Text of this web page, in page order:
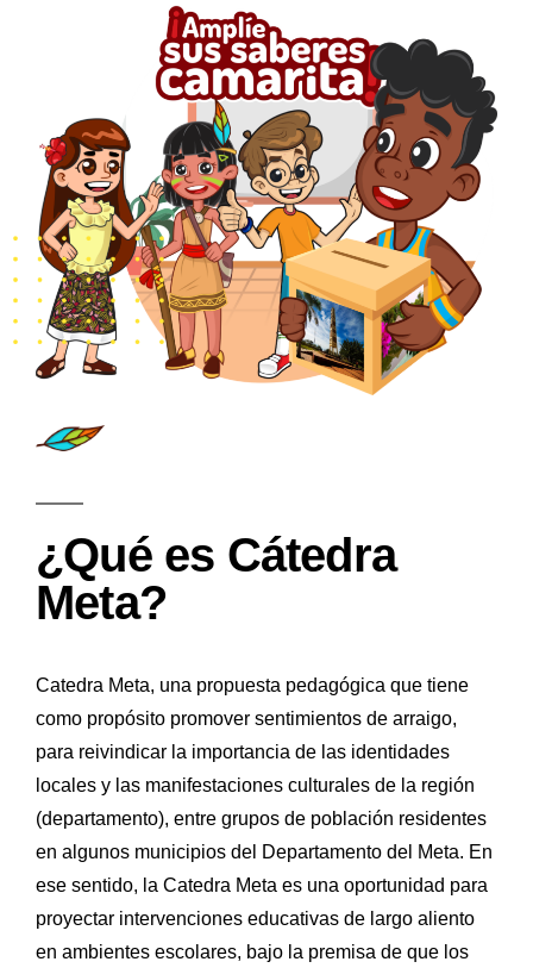
¿Qué es Cátedra
Meta?
Catedra Meta, una propuesta pedagógica que tiene
como propósito promover sentimientos de arraigo,
para reivindicar la importancia de las identidades
locales y las manifestaciones culturales de la región
(departamento), entre grupos de población residentes
en algunos municipios del Departamento del Meta. En
ese sentido, la Catedra Meta es una oportunidad para
proyectar intervenciones educativas de largo aliento
en ambientes escolares, bajo la premisa de que los